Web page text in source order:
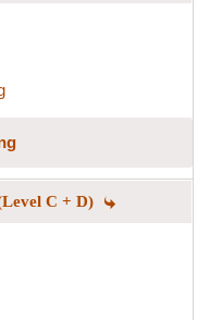
C + D)